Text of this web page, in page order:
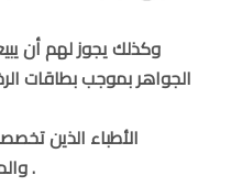
وكذلك يجوز لهم أن
الجواهر بموجب بطاقات
والمستوصفات التى ليس بها صيادلة .